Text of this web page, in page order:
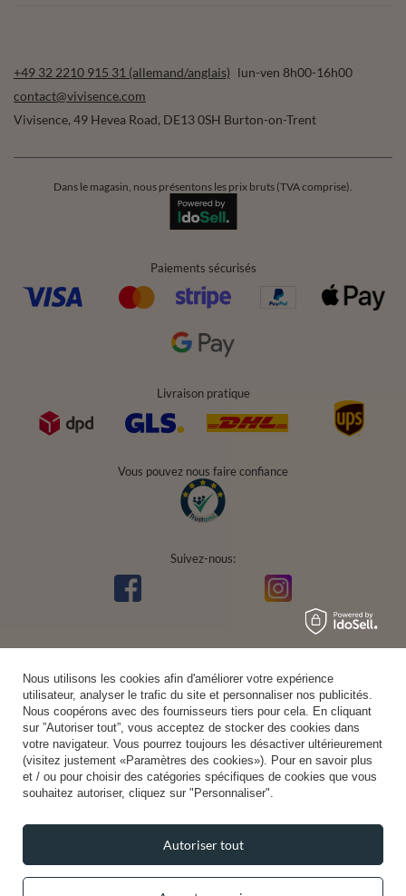
+49 32 2210 915 31 (allemand/anglais) lun-ven 8h00-16h00
contact@vivisence.com
Vivisence, 49 Hevea Road, DE13 0SH Burton-on-Trent
Dans le magasin, nous présentons les prix bruts (TVA comprise).
Paiements sécurisés
Livraison pratique
Vous pouvez nous faire confiance
Suivez-nous:
Nous utilisons les cookies afin d'améliorer votre expérience
utilisateur, analyser le trafic du site et personnaliser nos publicités.
Nous coopérons avec des fournisseurs tiers pour cela. En cliquant
sur ”Autoriser tout”, vous acceptez de stocker des cookies dans
votre navigateur. Vous pourrez toujours les désactiver ultérieurement
(visitez justement «Paramètres des cookies»). Pour en savoir plus
et / ou pour choisir des catégories spécifiques de cookies que vous
souhaitez autoriser, cliquez sur "Personnaliser".
Autoriser tout